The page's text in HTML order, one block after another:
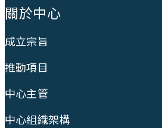
關於中心
成立宗旨
推動項目
中心主管
中心組織架構